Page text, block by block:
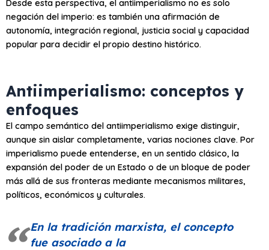
Desde esta perspectiva, el antiimperialismo no es solo
negación del imperio: es también una afirmación de
autonomía, integración regional, justicia social y capacidad
popular para decidir el propio destino histórico.
Antiimperialismo: conceptos y
enfoques
El campo semántico del antiimperialismo exige distinguir,
aunque sin aislar completamente, varias nociones clave. Por
imperialismo puede entenderse, en un sentido clásico, la
expansión del poder de un Estado o de un bloque de poder
más allá de sus fronteras mediante mecanismos militares,
políticos, económicos y culturales.
En la tradición marxista, el concepto
fue asociado a la